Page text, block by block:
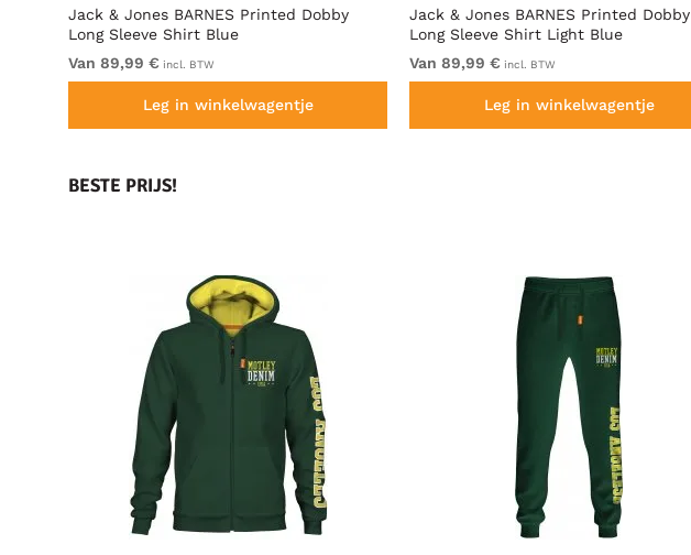
Jack & Jones BARNES Printed Dobby
Long Sleeve Shirt Blue
Van 89,99 € incl. BTW
Leg in winkelwagentje
Jack & Jones BARNES Printed Dobby
Long Sleeve Shirt Light Blue
Van 89,99 € incl. BTW
Leg in winkelwagentje
BESTE PRIJS!